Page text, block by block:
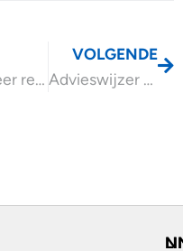
Controleer recht op LKV 2025 bij overgang van een onderneming
VOLGENDE
Advieswijzer Scholing en Personeel